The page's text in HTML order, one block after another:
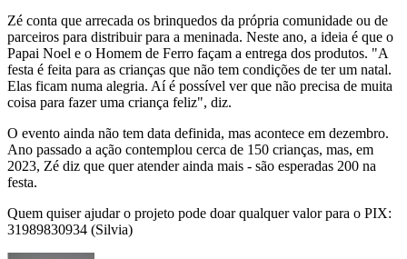
Zé conta que arrecada os brinquedos da própria comunidade ou de
parceiros para distribuir para a meninada. Neste ano, a ideia é que o
Papai Noel e o Homem de Ferro façam a entrega dos produtos. "A
festa é feita para as crianças que não tem condições de ter um natal.
Elas ficam numa alegria. Aí é possível ver que não precisa de muita
coisa para fazer uma criança feliz", diz.
O evento ainda não tem data definida, mas acontece em dezembro.
Ano passado a ação contemplou cerca de 150 crianças, mas, em
2023, Zé diz que quer atender ainda mais - são esperadas 200 na
festa.
Quem quiser ajudar o projeto pode doar qualquer valor para o PIX:
31989830934 (Silvia)